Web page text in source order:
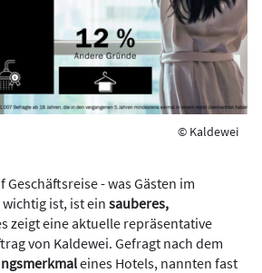
© Kaldewei
- was Gästen im
ist, ist ein sauberes,
zeigt eine aktuelle repräsentative
von Kaldewei. Gefragt nach dem
eines Hotels, nannten fast